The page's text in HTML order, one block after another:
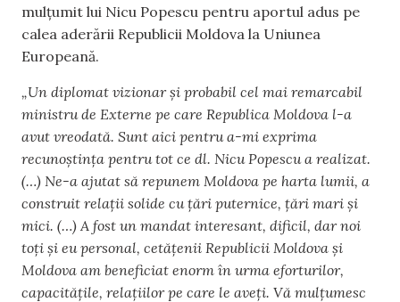
mulțumit lui Nicu Popescu pentru aportul adus pe
calea aderării Republicii Moldova la Uniunea
Europeană.
„Un diplomat vizionar și probabil cel mai remarcabil
ministru de Externe pe care Republica Moldova l-a
avut vreodată. Sunt aici pentru a-mi exprima
recunoștința pentru tot ce dl. Nicu Popescu a realizat.
(…) Ne-a ajutat să repunem Moldova pe harta lumii, a
construit relații solide cu țări puternice, țări mari și
mici. (…) A fost un mandat interesant, dificil, dar noi
toți și eu personal, cetățenii Republicii Moldova și
Moldova am beneficiat enorm în urma eforturilor,
capacitățile, relațiilor pe care le aveți. Vă mulțumesc